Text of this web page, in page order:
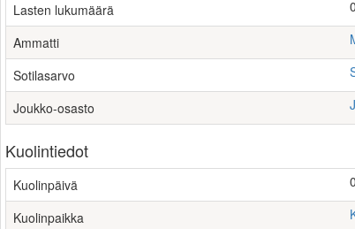
Lasten lukumäärä
Ammatti
Sotilasarvo
Joukko-osasto
Kuolintiedot
Kuolinpäivä
Kuolinpaikka